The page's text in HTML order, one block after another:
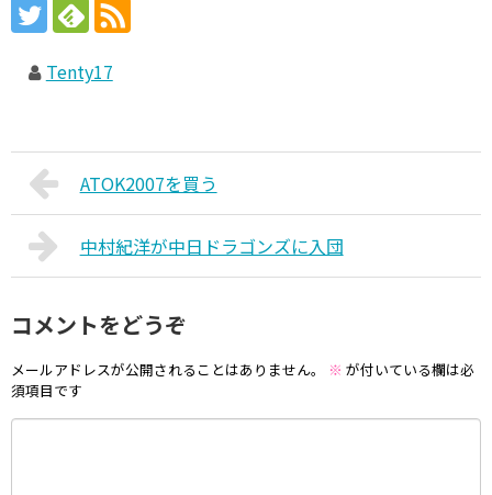
Tenty17
ATOK2007を買う
中村紀洋が中日ドラゴンズに入団
コメントをどうぞ
メールアドレスが公開されることはありません。 ※ が付いている欄は必
須項目です